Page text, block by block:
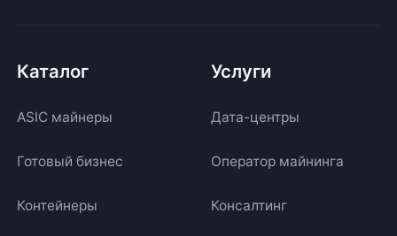
Каталог
ASIC майнеры
Готовый бизнес
Контейнеры
Услуги
Дата-центры
Оператор майнинга
Консалтинг